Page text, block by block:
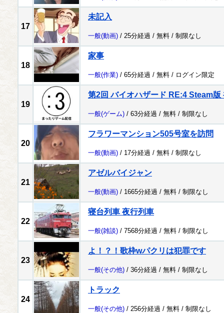
17
未記入
一般(動画) / 25分経過 / 無料 / 制限なし
18
家事
一般(作業) / 65分経過 / 無料 / ログイン限定
19
第2回 バイオハザード RE:4 Steam版
一般(ゲーム) / 63分経過 / 無料 / 制限なし
20
フラワーマンション505号室を訪問
一般(動画) / 17分経過 / 無料 / 制限なし
21
アゼルバイジャン
一般(動画) / 1665分経過 / 無料 / 制限なし
22
寝台列車 夜行列車
一般(雑談) / 7568分経過 / 無料 / 制限なし
23
よ！？！歌枠wパクリは犯罪です
一般(その他) / 36分経過 / 無料 / 制限なし
24
トラック
一般(その他) / 256分経過 / 無料 / 制限なし